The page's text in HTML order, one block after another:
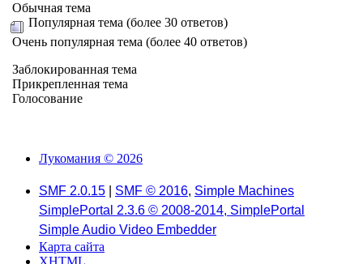
Обычная тема
Популярная тема (более 30 ответов)
Очень популярная тема (более 40 ответов)
Заблокированная тема
Прикрепленная тема
Голосование
Лукомания © 2026
SMF 2.0.15 SMF © 2016, Simple Machines
SimplePortal 2.3.6 © 2008-2014, SimplePortal
Simple Audio Video Embedder
Карта сайта
XHTML